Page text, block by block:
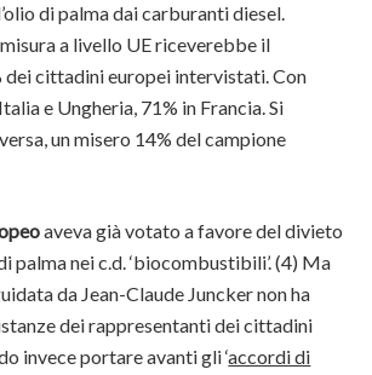
di palma dai carburanti diesel.
misura a livello UE riceverebbe il
dei cittadini europei intervistati. Con
e Ungheria, 71% in Francia. Si
un misero 14% del campione
aveva già votato a favore del divieto
palma nei c.d. ‘biocombustibili’. (4) Ma
da Jean-Claude Juncker non ha
dei rappresentanti dei cittadini
invece portare avanti gli ‘accordi di